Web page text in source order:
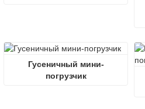
Гусеничный мини-
погрузчик